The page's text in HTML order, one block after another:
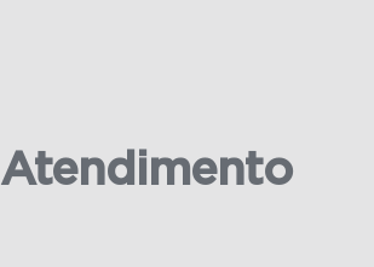
Atendimento